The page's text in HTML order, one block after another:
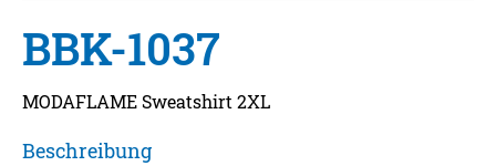
BBK-1037
MODAFLAME Sweatshirt 2XL
Beschreibung